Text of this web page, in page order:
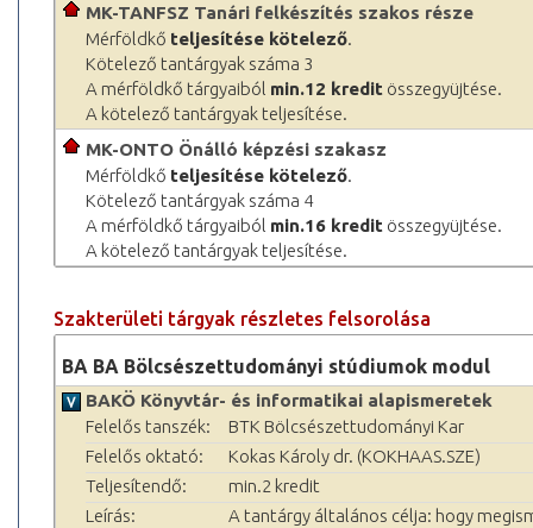
MK-TANFSZ Tanári felkészítés szakos része
Mérföldkő teljesítése kötelező.
Kötelező tantárgyak száma 3
A mérföldkő tárgyaiból min.12 kredit összegyüjtése.
A kötelező tantárgyak teljesítése.
MK-ONTO Önálló képzési szakasz
Mérföldkő teljesítése kötelező.
Kötelező tantárgyak száma 4
A mérföldkő tárgyaiból min.16 kredit összegyüjtése.
A kötelező tantárgyak teljesítése.
Szakterületi tárgyak részletes felsorolása
BA BA Bölcsészettudományi stúdiumok modul
BAKÖ Könyvtár- és informatikai alapismeretek
Felelős tanszék:
BTK Bölcsészettudományi Kar
Felelős oktató:
Kokas Károly dr. (KOKHAAS.SZE)
Teljesítendő:
min.2 kredit
Leírás:
A tantárgy általános célja: hogy